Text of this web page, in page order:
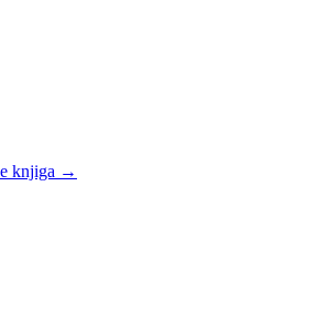
knjiga →